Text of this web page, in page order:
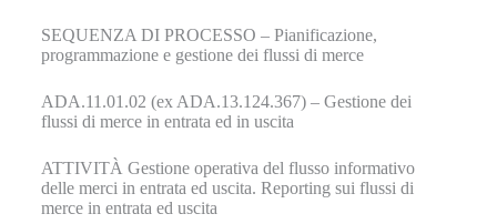
SEQUENZA DI PROCESSO – Pianificazione,
programmazione e gestione dei flussi di merce
ADA.11.01.02 (ex ADA.13.124.367) – Gestione dei
flussi di merce in entrata ed in uscita
ATTIVITÀ Gestione operativa del flusso informativo
delle merci in entrata ed uscita. Reporting sui flussi di
merce in entrata ed uscita